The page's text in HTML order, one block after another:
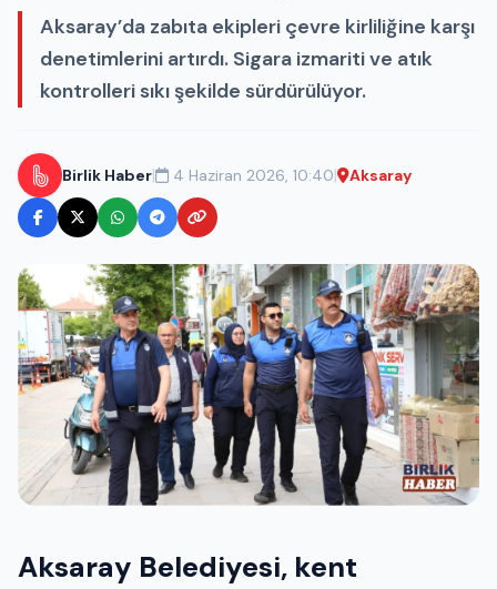
Aksaray’da zabıta ekipleri çevre kirliliğine karşı
denetimlerini artırdı. Sigara izmariti ve atık
kontrolleri sıkı şekilde sürdürülüyor.
Birlik Haber| 4 Haziran 2026, 10:40| Aksaray
Aksaray Belediyesi, kent